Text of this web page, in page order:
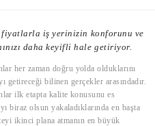
fiyatlarla iş yerinizin konforunu ve
daha keyifli hale getiriyor.
her zaman doğru yolda olduklarını
getireceği bilinen gerçekler arasındadır.
ilk etapta kalite konusunu es
biraz olsun yakaladıklarında en başta
ikinci plana atmanın en büyük